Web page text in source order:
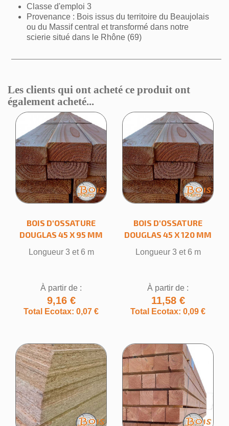
Classe d'emploi 3
Provenance : Bois issus du territoire du Beaujolais
ou du Massif central et transformé dans notre
scierie situé dans le Rhône (69)
Les clients qui ont acheté ce produit ont
également acheté...
BOIS D'OSSATURE
DOUGLAS 45 X 95 MM
Longueur 3 et 6 m
À partir de :
9,16 €
Total Ecotax: 0,07 €
BOIS D'OSSATURE
DOUGLAS 45 X 120 MM
Longueur 3 et 6 m
À partir de :
11,58 €
Total Ecotax: 0,09 €
Nom de la liste d'envies